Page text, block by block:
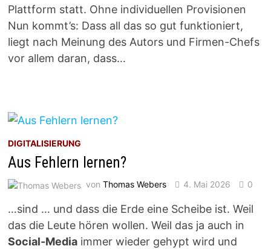
Plattform statt. Ohne individuellen Provisionen
Nun kommt’s: Dass all das so gut funktioniert,
liegt nach Meinung des Autors und Firmen-Chefs
vor allem daran, dass…
DIGITALISIERUNG
Aus Fehlern lernen?
vonThomas Webers 4. Mai 2026 0
…sind … und dass die Erde eine Scheibe ist. Weil
das die Leute hören wollen. Weil das ja auch in
Social-Media immer wieder gehypt wird und